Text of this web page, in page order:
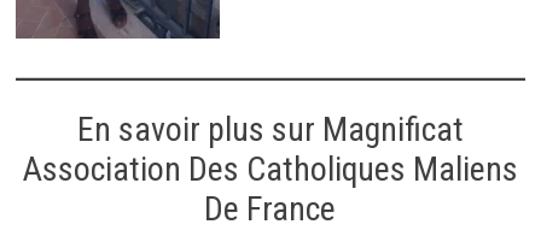
En savoir plus sur Magnificat
Association Des Catholiques Maliens
De France